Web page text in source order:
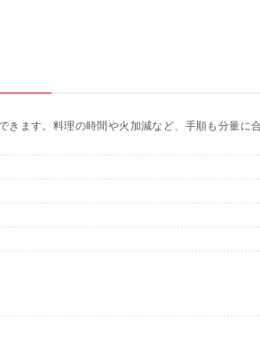
きます。料理の時間や火加減など、手順も分量に